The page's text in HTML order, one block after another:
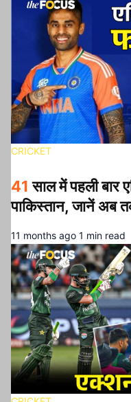
CRICKET
41 साल में पहली बार
पाकिस्तान, जानें अब
11 months ago 1 min read